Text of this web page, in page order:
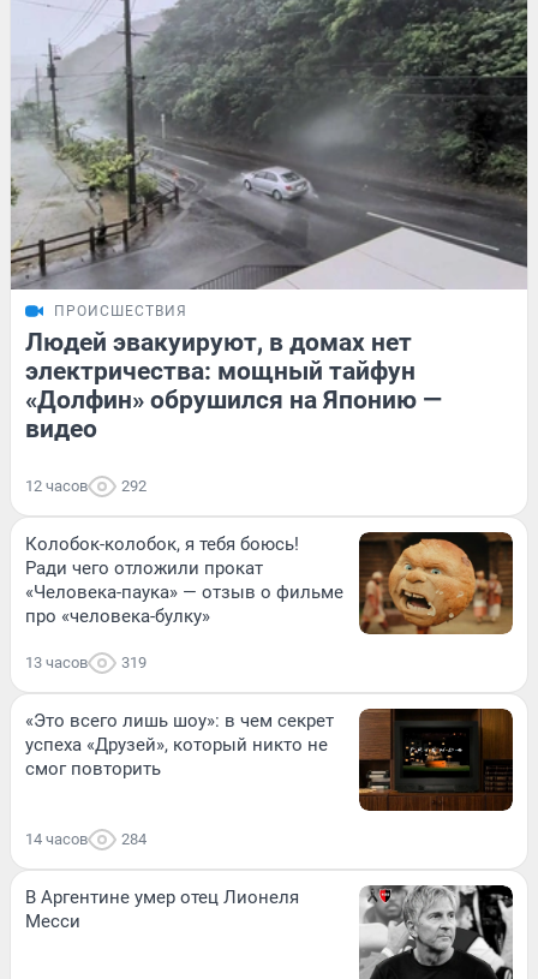
ПРОИСШЕСТВИЯ
Людей эвакуируют, в домах нет
электричества: мощный тайфун
«Долфин» обрушился на Японию —
видео
12 часов 292
Колобок-колобок, я тебя боюсь!
Ради чего отложили прокат
«Человека-паука» — отзыв о фильме
про «человека-булку»
13 часов 319
«Это всего лишь шоу»: в чем секрет
успеха «Друзей», который никто не
смог повторить
14 часов 284
В Аргентине умер отец Лионеля
Месси